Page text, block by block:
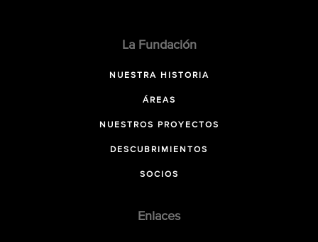
La Fundación
NUESTRA HISTORIA
ÁREAS
NUESTROS PROYECTOS
DESCUBRIMIENTOS
SOCIOS
Enlaces